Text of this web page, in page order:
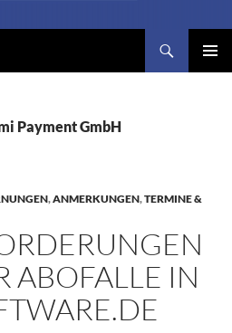
Payment GmbH
,ANMERKUNGEN,TERMINE &
ABOFALLE IN